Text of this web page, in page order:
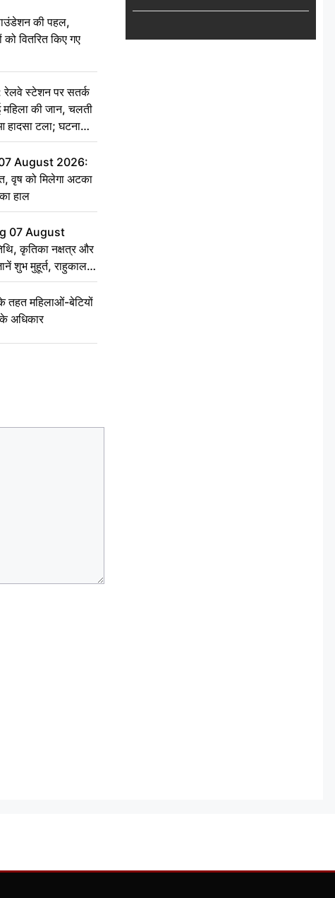
की पहल,
को वितरित किए गए
स्टेशन पर सतर्क
महिला की जान, चलती
टला; घटना
August 2026:
वृष को मिलेगा अटका
हाल
07 August
कृतिका नक्षत्र और
शुभ मुहूर्त, राहुकाल
महिलाओं-बेटियों
के अधिकार
महिला की जान, चलती
हादसा टला; घटना